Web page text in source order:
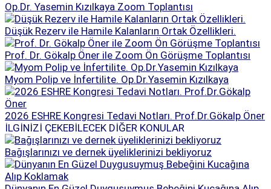
Op.Dr. Yasemin Kızılkaya Zoom Toplantısı
Düşük Rezerv ile Hamile Kalanların Ortak Özellikleri.
Prof. Dr. Gökalp Öner ile Zoom Ön Görüşme Toplantısı
Myom Polip ve İnfertilite. Op.Dr.Yasemin Kızılkaya
2026 ESHRE Kongresi Tedavi Notları. Prof.Dr.Gökalp Öner
İLGİNİZİ ÇEKEBİLECEK DİĞER KONULAR
Bağışlarınızı ve dernek üyeliklerinizi bekliyoruz